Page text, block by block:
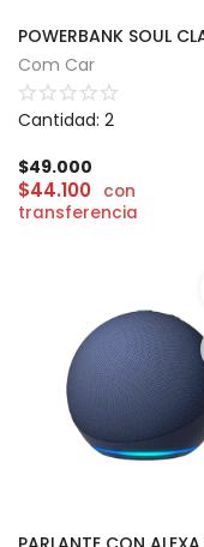
Com Car
Cantidad: 2
$49.000
$44.100 con
transferencia